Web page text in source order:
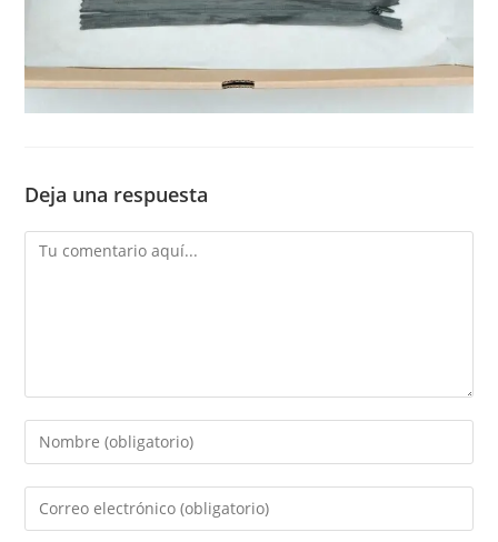
Deja una respuesta
Comentario
Introduce
tu
nombre
Introduce
tu